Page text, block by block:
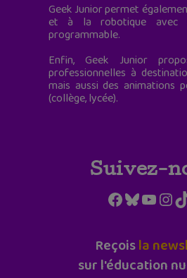
Geek Junior permet
et à la robotique avec
programmable.
Enfin, Geek Junior
professionnelles à
mais aussi des animations
(collège, lycée).
Suivez-
Facebook
Bluesky
Reçoisla
sur l'éducation